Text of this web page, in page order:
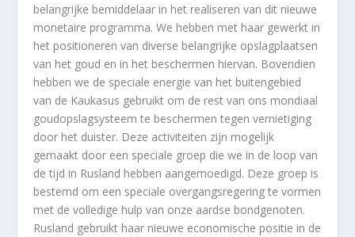
belangrijke bemiddelaar in het realiseren van dit nieuwe
monetaire programma. We hebben met haar gewerkt in
het positioneren van diverse belangrijke opslagplaatsen
van het goud en in het beschermen hiervan. Bovendien
hebben we de speciale energie van het buitengebied
van de Kaukasus gebruikt om de rest van ons mondiaal
goudopslagsysteem te beschermen tegen vernietiging
door het duister. Deze activiteiten zijn mogelijk
gemaakt door een speciale groep die we in de loop van
de tijd in Rusland hebben aangemoedigd. Deze groep is
bestemd om een speciale overgangsregering te vormen
met de volledige hulp van onze aardse bondgenoten.
Rusland gebruikt haar nieuwe economische positie in de